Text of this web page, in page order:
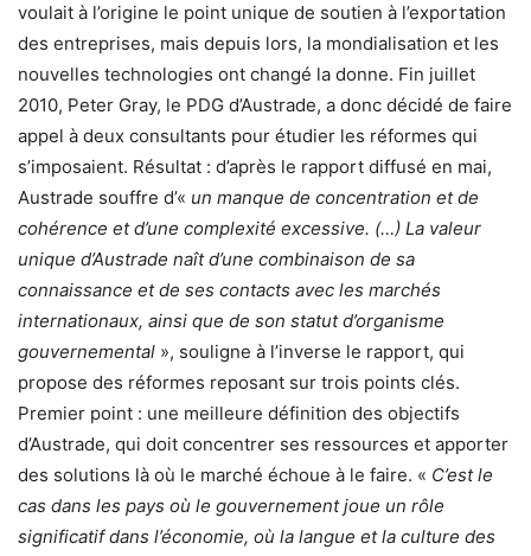
voulait à l’origine le point unique de soutien à l’exportation
des entreprises, mais depuis lors, la mondialisation et les
nouvelles technologies ont changé la donne. Fin juillet
2010, Peter Gray, le PDG d’Austrade, a donc décidé de faire
appel à deux consultants pour étudier les réformes qui
s’imposaient. Résultat : d’après le rapport diffusé en mai,
Austrade souffre d’« un manque de concentration et de
cohérence et d’une complexité excessive. (…) La valeur
unique d’Austrade naît d’une combinaison de sa
connaissance et de ses contacts avec les marchés
internationaux, ainsi que de son statut d’organisme
gouvernemental », souligne à l’inverse le rapport, qui
propose des réformes reposant sur trois points clés.
Premier point : une meilleure définition des objectifs
d’Austrade, qui doit concentrer ses ressources et apporter
des solutions là où le marché échoue à le faire. « C’est le
cas dans les pays où le gouvernement joue un rôle
significatif dans l’économie, où la langue et la culture des